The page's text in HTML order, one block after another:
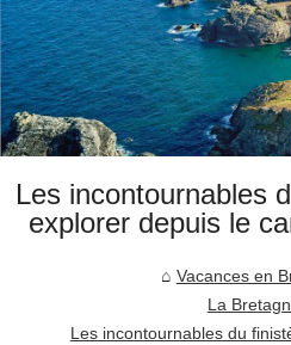
Les incontournables
explorer depuis le
Vacances en
La
Les incontournables du